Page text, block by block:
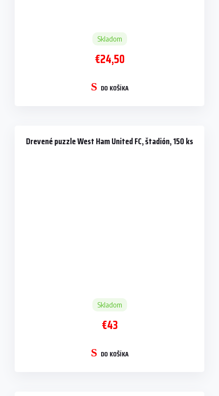
Skladom
€24,50
DO KOŠÍKA
Drevené puzzle West Ham United FC, štadión, 150 ks
Skladom
€43
DO KOŠÍKA